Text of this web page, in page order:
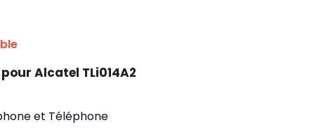
Alcatel TLi014A2
et Téléphone